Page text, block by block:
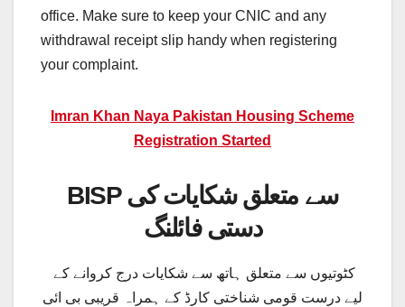
office. Make sure to keep your CNIC and any
withdrawal receipt slip handy when registering
your complaint.
Imran Khan Naya Pakistan Housing Scheme
Registration Started
BISP سے متعلق شکایات کی
دستی فائلنگ
لیے درست قومی شناختی کارڈ کے ہمراہ قریبی بی ائی